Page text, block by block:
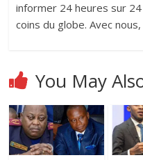
informer 24 heures sur
coins du globe. Avec
You May